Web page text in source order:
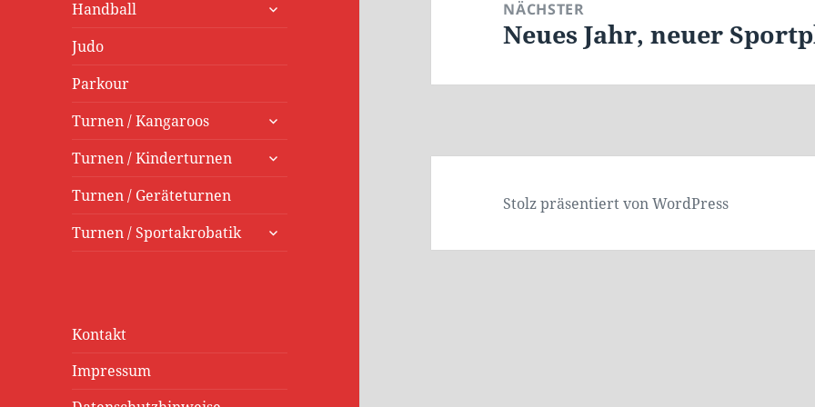
Handball
Judo
Parkour
Turnen / Kangaroos
untermenü
Turnen / Kinderturnen
untermenü
Turnen / Geräteturnen
Turnen / Sportakrobatik
untermenü
Kontakt
Impressum
NÄCHSTER
Nächster
Neues Jahr, neuer
Stolz präsentiert von WordPress